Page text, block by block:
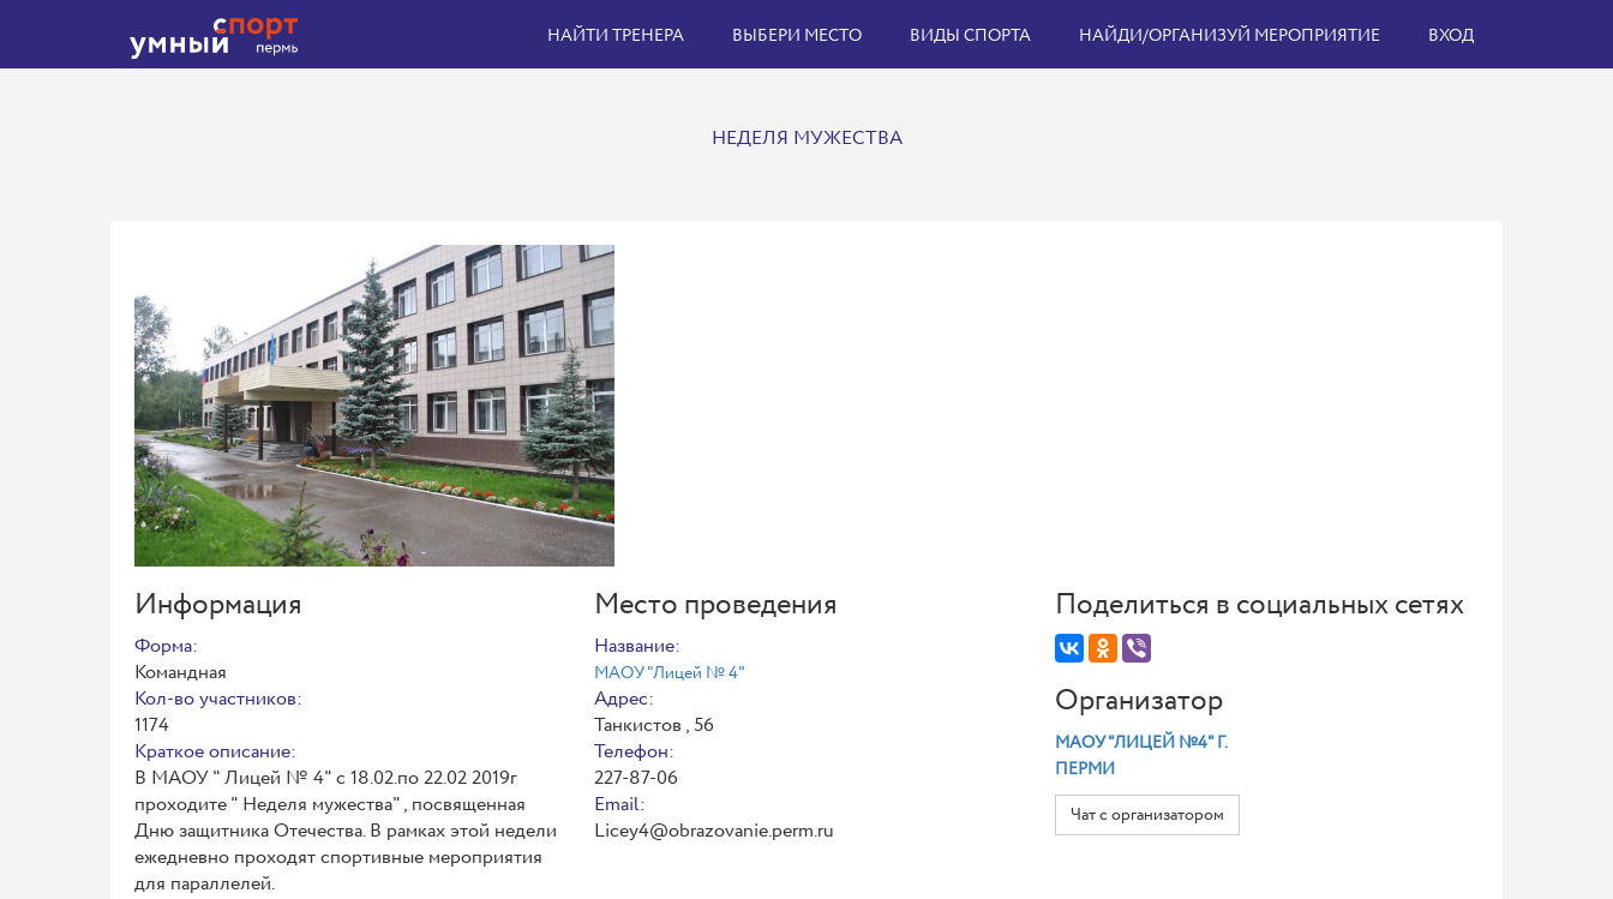
НАЙТИ ТРЕНЕРА ВЫБЕРИ МЕСТО ВИДЫ СПОРТА НАЙДИ/ОРГАНИЗУЙ МЕРОПРИЯТИЕ ВХОД
НЕДЕЛЯ МУЖЕСТВА
Информация
Форма:
Командная
Кол-во участников:
1174
Краткое описание:
В МАОУ " Лицей № 4" с 18.02.по 22.02 2019г
проходите " Неделя мужества" , посвященная
Дню защитника Отечества. В рамках этой недели
ежедневно проходят спортивные мероприятия
для параллелей.
Место проведения
Название:
МАОУ "Лицей № 4"
Адрес:
Танкистов , 56
Телефон:
227-87-06
Email:
Licey4@obrazovanie.perm.ru
Поделиться в социальных сетях
Организатор
МАОУ "ЛИЦЕЙ №4" Г.
ПЕРМИ
Чат с организатором